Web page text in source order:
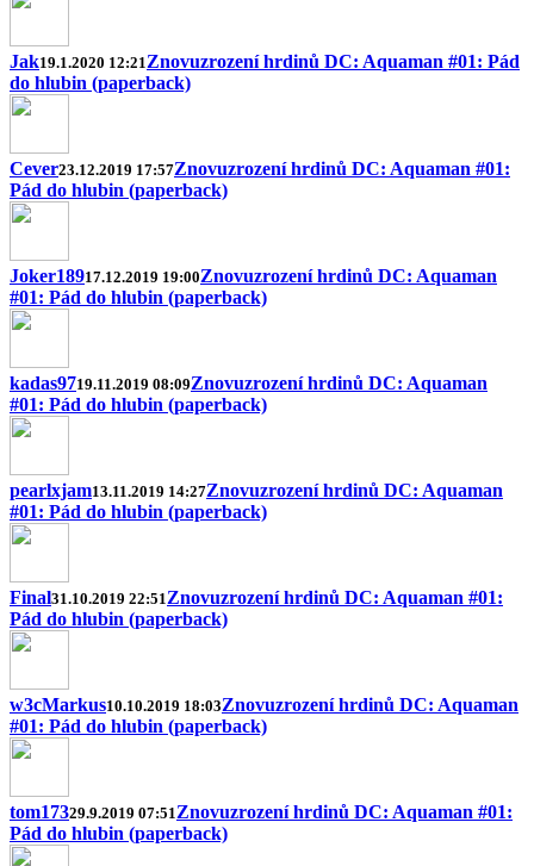
Jak19.1.2020 12:21Znovuzrození hrdinů DC: Aquaman #01: Pád
do hlubin (paperback)
Cever23.12.2019 17:57Znovuzrození hrdinů DC: Aquaman #01:
Pád do hlubin (paperback)
Joker18917.12.2019 19:00Znovuzrození hrdinů DC: Aquaman
#01: Pád do hlubin (paperback)
kadas9719.11.2019 08:09Znovuzrození hrdinů DC: Aquaman
#01: Pád do hlubin (paperback)
pearlxjam13.11.2019 14:27Znovuzrození hrdinů DC: Aquaman
#01: Pád do hlubin (paperback)
Final31.10.2019 22:51Znovuzrození hrdinů DC: Aquaman #01:
Pád do hlubin (paperback)
w3cMarkus10.10.2019 18:03Znovuzrození hrdinů DC: Aquaman
#01: Pád do hlubin (paperback)
tom17329.9.2019 07:51Znovuzrození hrdinů DC: Aquaman #01:
Pád do hlubin (paperback)